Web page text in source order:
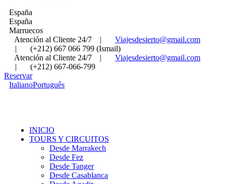
España
España
Marruecos
Atención al Cliente 24/7
|
Viajesdesierto@gmail.com
|
(+212) 667 066 799 (Ismail)
Atención al Cliente 24/7
|
Viajesdesierto@gmail.com
|
(+212) 667-066-799
Reservar
ItalianoPortuguês
INICIO
TOURS Y CIRCUITOS
Desde Marrakech
Desde Fez
Desde Tanger
Desde Casablanca